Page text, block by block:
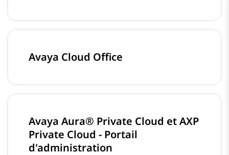
Avaya Cloud Office
Avaya Aura® Private Cloud et AXP
Private Cloud - Portail
d'administration